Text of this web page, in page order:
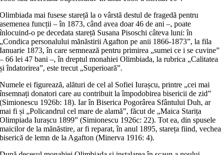
Olimbiada mai fusese stareță la o vârstă destul de fragedă pentru
asemenea funcții – în 1873, când avea doar 46 de ani –, poate
înlocuind-o pe decedata stareță Susana Pisoschi câteva luni: în
„Condica personalului mănăstirii Agafton pe anii 1866-1873”, la fila
Ianuarie 1873, în care semnează pentru primirea „sumei ce i se cuvine”
– 66 lei 47 bani –, în dreptul monahiei Olimbiada, la rubrica „Calitatea
și îndatorirea”, este trecut „Superioară”.
Numele ei figurează, alături de cel al Sofiei Iurașcu, printre „cei mai
însemnați donatori care au contribuit la împodobirea bisericii de zid”
(Simionescu 1926b: 18). Iar în Biserica Pogorârea Sfântului Duh, ar
mai fi și „Policandrul cel mare de alamă”, făcut de „Maica Starița
Olimpiada Iurașcu 1899” (Simionescu 1926c: 22). Tot ea, din spusele
maicilor de la mănăstire, ar fi reparat, în anul 1895, stareța fiind, vechea
biserică de lemn de la Agafton (Minerva 1916: 4).